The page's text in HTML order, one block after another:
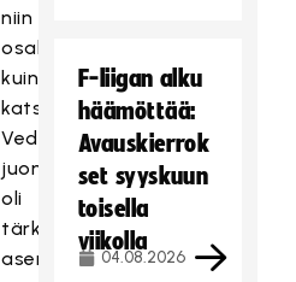
niin
osallistujia
kuin
katsojiakin.
Veden
juominen
oli
tärkeässä
asemassa,
F-liigan alku
häämöttää:
Avauskierrok
set syyskuun
toisella
viikolla
04.08.2026